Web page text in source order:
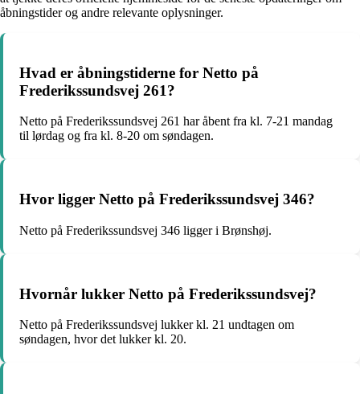
åbningstider og andre relevante oplysninger.
Hvad er åbningstiderne for Netto på
Frederikssundsvej 261?
Netto på Frederikssundsvej 261 har åbent fra kl. 7-21 mandag
til lørdag og fra kl. 8-20 om søndagen.
Hvor ligger Netto på Frederikssundsvej 346?
Netto på Frederikssundsvej 346 ligger i Brønshøj.
Hvornår lukker Netto på Frederikssundsvej?
Netto på Frederikssundsvej lukker kl. 21 undtagen om
søndagen, hvor det lukker kl. 20.